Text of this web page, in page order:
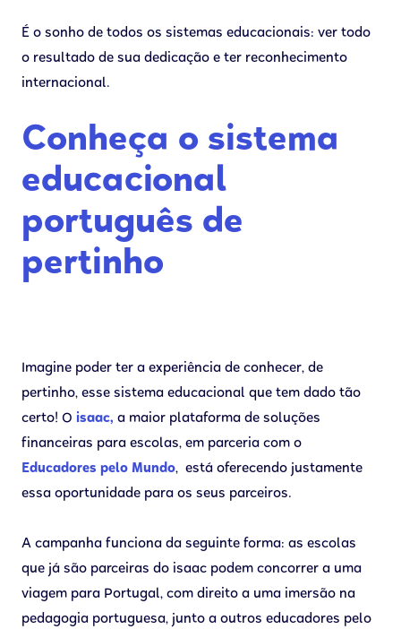
É o sonho de todos os sistemas educacionais: ver todo
o resultado de sua dedicação e ter reconhecimento
internacional.
Conheça o sistema
educacional
português de
pertinho
Imagine poder ter a experiência de conhecer, de
pertinho, esse sistema educacional que tem dado tão
certo! O isaac, a maior plataforma de soluções
financeiras para escolas, em parceria com o
Educadores pelo Mundo, está oferecendo justamente
essa oportunidade para os seus parceiros.
A campanha funciona da seguinte forma: as escolas
que já são parceiras do isaac podem concorrer a uma
viagem para Portugal, com direito a uma imersão na
pedagogia portuguesa, junto a outros educadores pelo